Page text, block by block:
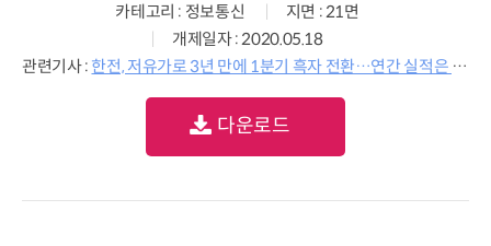
카테고리 : 정보통신
지면 : 21면
개제일자 : 2020.05.18
관련기사 : 한전, 저유가로 3년 만에 1분기 흑자 전환…연간 실적은 코로나19 불확실성 커
다운로드